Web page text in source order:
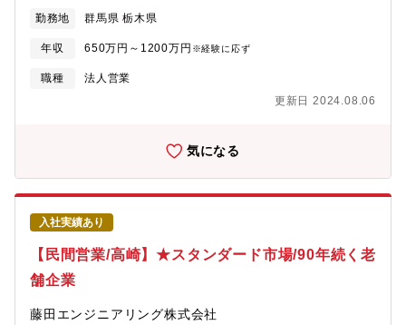
す。クライアントは、主に製造業のお客様になります。【営業活
動】■新規顧客獲得のためのマーケティング戦略の策定（ターゲッ
ト選定、予算策定・管理、KPI設計）■新規、既存のお客様へのヒ
アリング⇒企画・提案／企画書、提案書、契約書等の各種書類の
優先順位の定義、および改善施策の立案と実行（オウンドメディ
運用など）【採用背景】組織・営業力の強化
勤務地 群馬県 栃木県
年収 650万円～1200万円 ※経験に応ず
職種
法人営業
更新日 2024.08.06
気になる
入社実績あり
【民間営業/高崎】★スタンダード市場/90年続く老
舗企業
藤田エンジニアリング株式会社